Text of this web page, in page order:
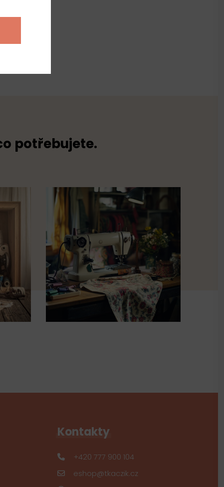
potřebujete.
Kontakty
+420 777 900 104
eshop@tkaczik.cz